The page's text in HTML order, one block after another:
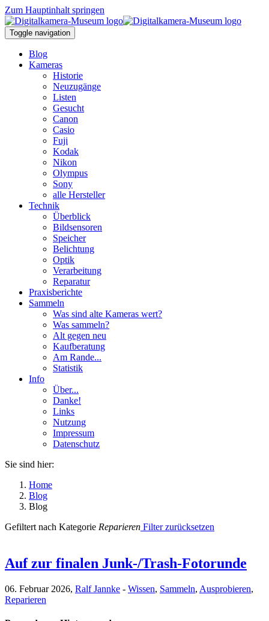
Zum Hauptinhalt springen
Toggle navigation
Blog
Kameras
Historie
Neuzugänge
Listen
Gesucht
Canon
Casio
Fuji
Kodak
Nikon
Olympus
Sony
alle Hersteller
Technik
Überblick
Bildsensoren
Speicher
Belichtung
Optik
Verarbeitung
Reparatur
Praxisberichte
Sammeln
Was sind alte Kameras wert?
Was sammeln?
Alt gegen neu
Kaufberatung
Am Rande...
Statistik
Info
Über...
Danke!
Links
Nutzung
Impressum
Datenschutz
Sie sind hier:
Home
Blog
Blog
Gefiltert nach Kategorie Reparieren Filter zurücksetzen
Auf zur finalen Junk-/Trash-Fotorunde
06. Februar 2026, Ralf Jannke - Wissen, Sammeln, Ausprobieren,
Reparieren